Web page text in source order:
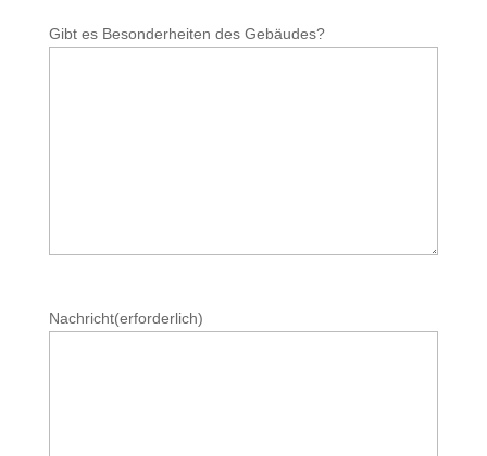
Gibt es Besonderheiten des Gebäudes?
Nachricht(erforderlich)